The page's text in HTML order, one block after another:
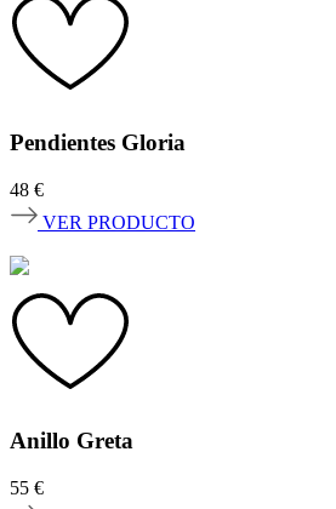
Pendientes Gloria
48 €
VER PRODUCTO
Anillo Greta
55 €